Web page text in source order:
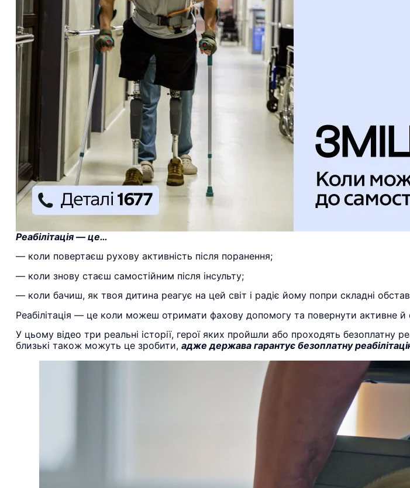
Реабілітація — це…
— коли повертаєш рухову активність після поранення;
— коли знову стаєш самостійним після інсульту;
— коли бачиш, як твоя дитина реагує на цей світ і радіє йому попри складні
Реабілітація — це коли можеш отримати фахову допомогу та повернути активне й
У цьому відео три реальні історії, герої яких пройшли або проходять
близькі також можуть це зробити, адже держава гарантує безоплатну